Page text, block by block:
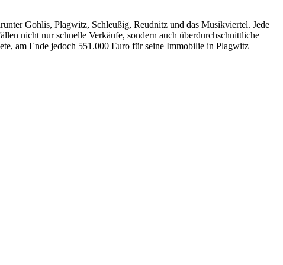
Gohlis, Plagwitz, Schleußig, Reudnitz und das Musikviertel. Jede
nicht nur schnelle Verkäufe, sondern auch überdurchschnittliche
am Ende jedoch 551.000 Euro für seine Immobilie in Plagwitz